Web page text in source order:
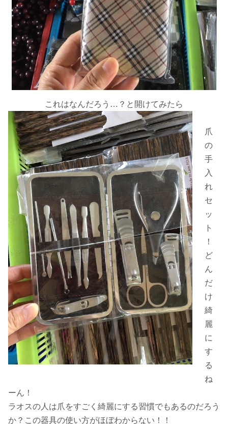
これはなんだろう…？と開けてみたら
爪
の
手
入
れ
セ
ッ
ト
！
ど
ん
だ
け
綺
麗
に
す
る
ね
ーん！
ラオスの人は爪をすごく綺麗にする習慣でもあるのだろう
か？この器具の使い方がほぼわからない！！